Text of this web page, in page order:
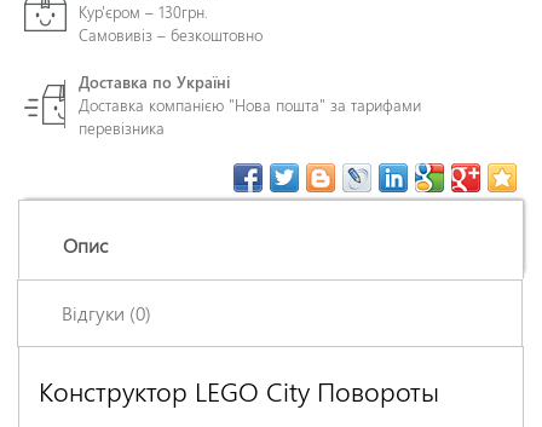
Кур'єром – 130грн.
Самовивіз – безкоштовно
Доставка по Україні
Доставка компанією "Нова пошта" за тарифами
перевізника
Опис
Відгуки (0)
Конструктор LEGO City Повороты
Залишіть відгук про цей товар першими